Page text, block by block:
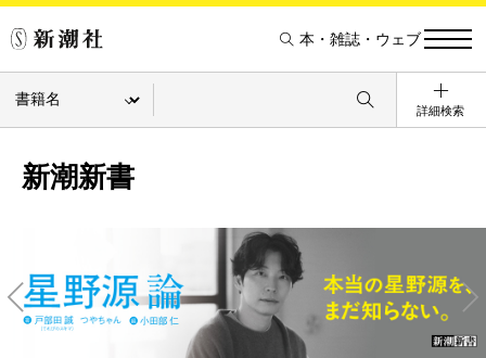
本・雑誌・ウェブ
詳細検索
新潮新書
Ne